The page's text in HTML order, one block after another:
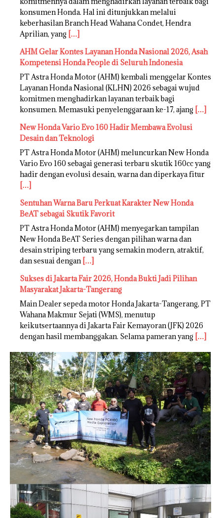
konsumen Honda. Hal ini ditunjukkan melalui
keberhasilan Branch Head Wahana Condet, Hendra
Aprilian, yang […]
AHM Gelar Kontes Layanan Honda Nasional 2026, Asah
Kompetensi Honda People di Seluruh Indonesia
PT Astra Honda Motor (AHM) kembali menggelar Kontes
Layanan Honda Nasional (KLHN) 2026 sebagai wujud
komitmen menghadirkan layanan terbaik bagi
konsumen. Memasuki penyelenggaraan ke-17, ajang […]
New Honda Vario Evo 160 Hadir Membawa Evolusi
Desain dan Teknologi
PT Astra Honda Motor (AHM) meluncurkan New Honda
Vario Evo 160 sebagai generasi terbaru skutik 160cc yang
hadir dengan evolusi desain, warna dan diperkaya fitur
[…]
Sentuhan Warna Baru Perkuat Karakter New Honda
BeAT sebagai Skutik Favorit
PT Astra Honda Motor (AHM) menyegarkan tampilan
New Honda BeAT Series dengan pilihan warna dan
desain striping terbaru yang semakin modern, atraktif,
dan sesuai dengan […]
Sukses di Jakarta Fair 2026, Honda Bukti Jadi Pilihan
Masyarakat Jakarta-Tangerang
Main Dealer sepeda motor Honda Jakarta-Tangerang, PT
Wahana Makmur Sejati (WMS), menutup
keikutsertaannya di Jakarta Fair Kemayoran (JFK) 2026
dengan hasil membanggakan. Selama pameran yang […]